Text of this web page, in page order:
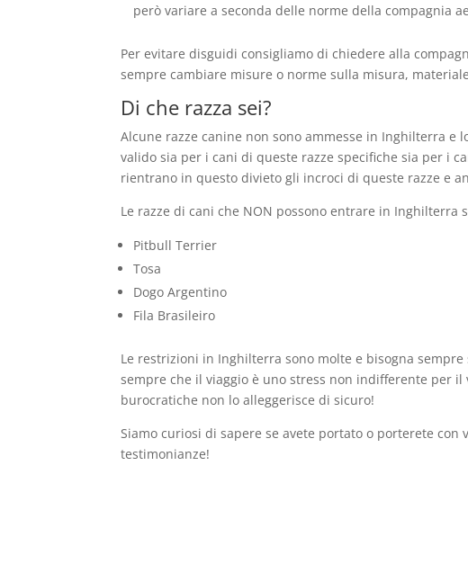
però variare a seconda delle norme della compagnia
Per evitare disguidi consigliamo di chiedere alla
sempre cambiare misure o norme sulla misura,
Di che razza sei?
Alcune razze canine non sono ammesse in Inghilterra e
valido sia per i cani di queste razze specifiche sia per i
rientrano in questo divieto gli incroci di queste razze e
Le razze di cani che NON possono entrare in Inghilterra
Pitbull Terrier
Tosa
Dogo Argentino
Fila Brasileiro
Le restrizioni in Inghilterra sono molte e bisogna
sempre che il viaggio è uno stress non indifferente per
burocratiche non lo alleggerisce di sicuro!
Siamo curiosi di sapere se avete portato o porterete
testimonianze!